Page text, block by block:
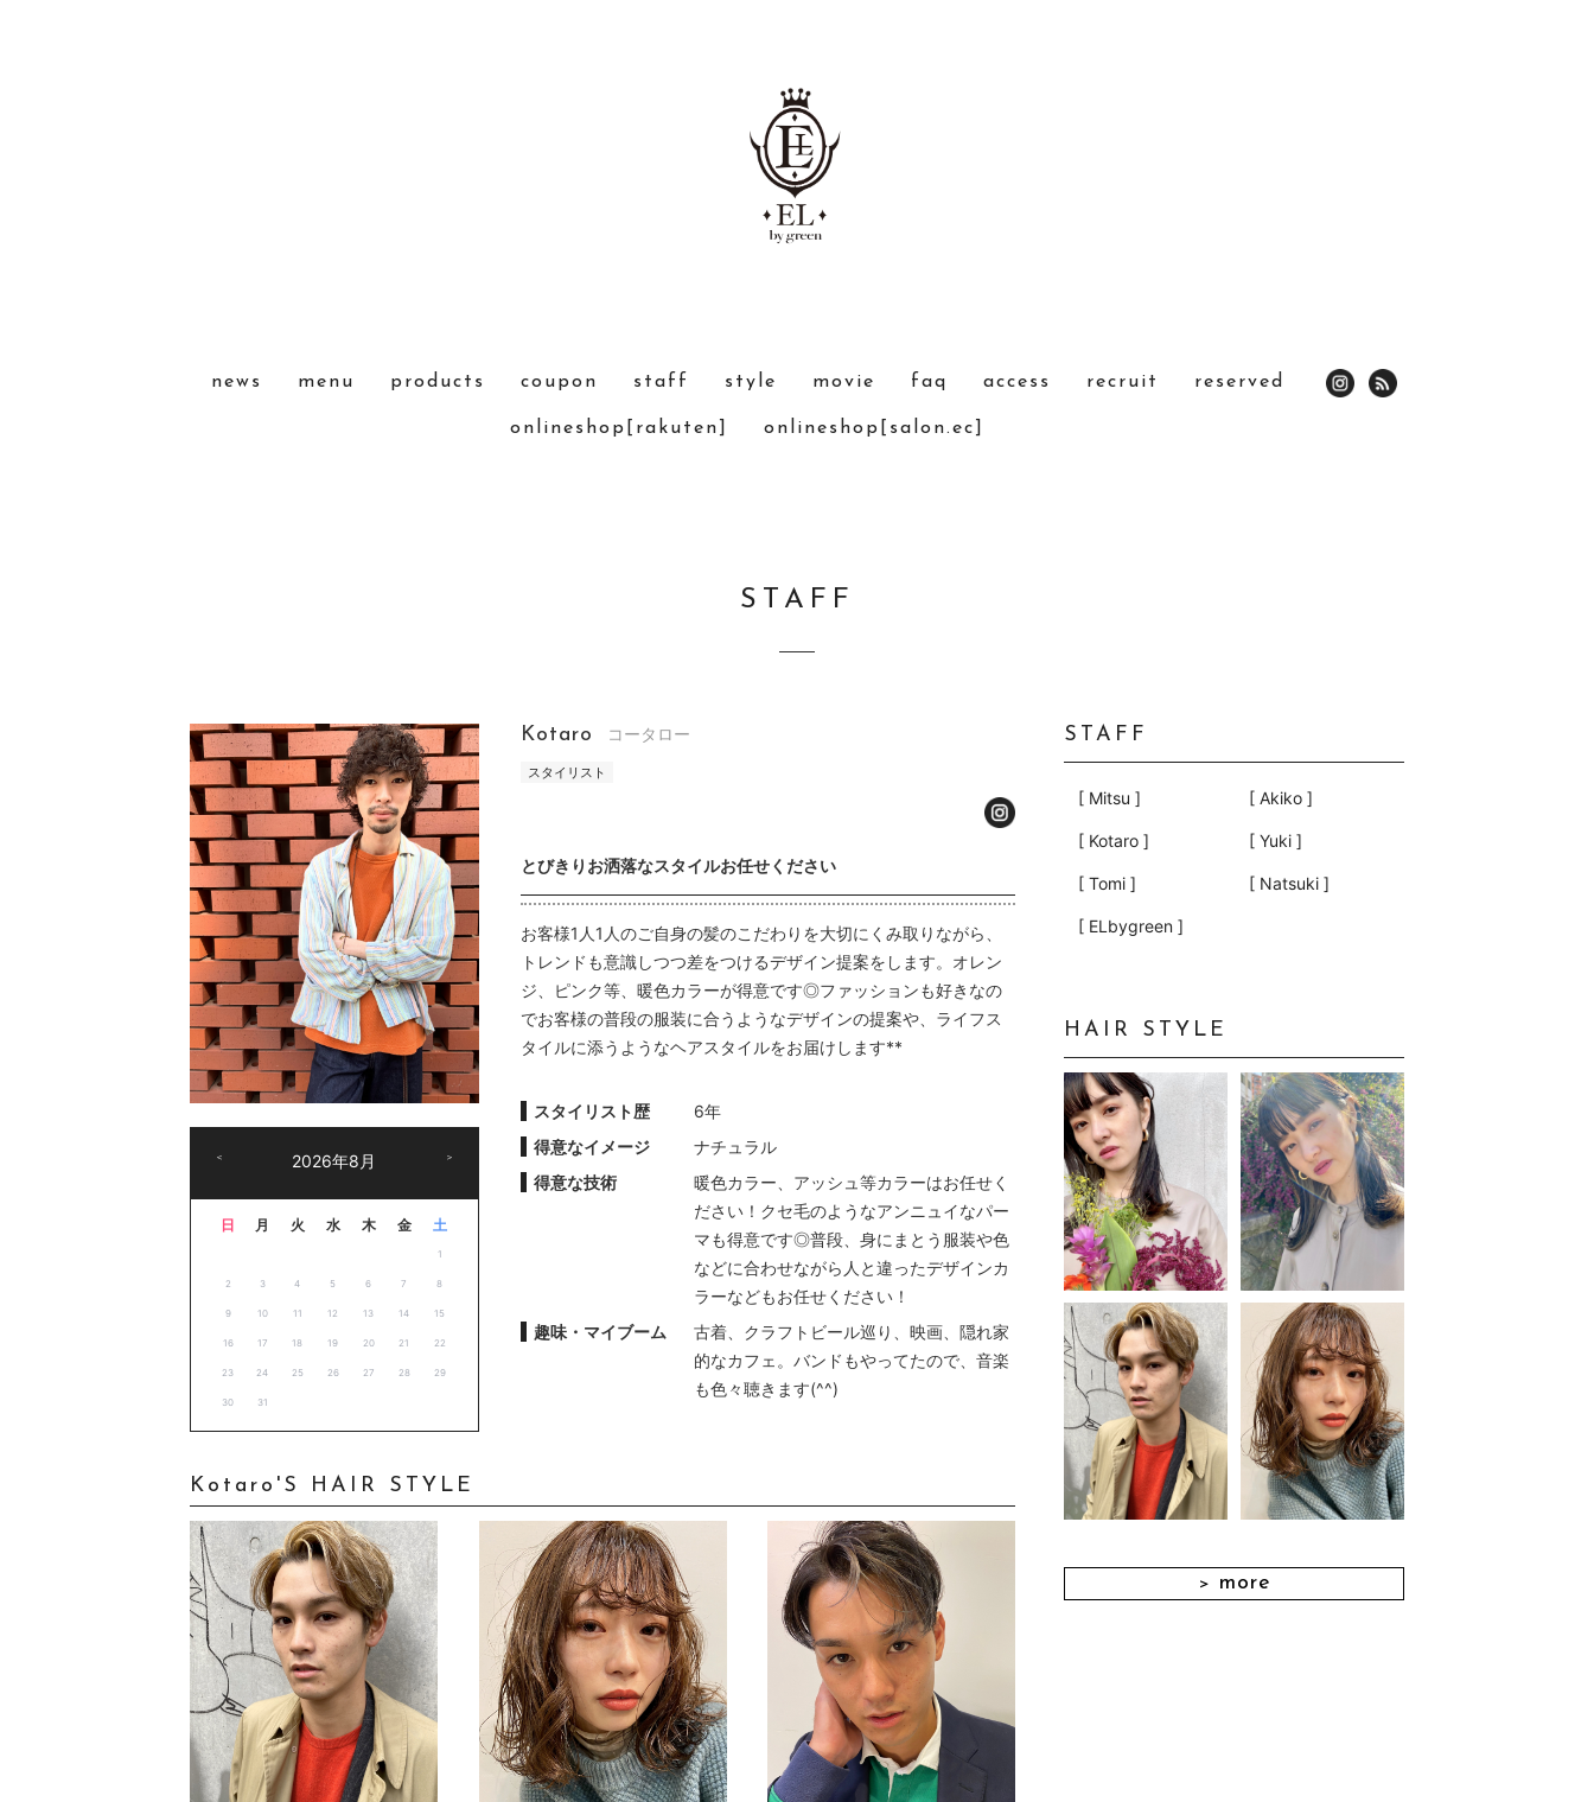
news menu products coupon staff style movie faq access recruit reserved
onlineshop[rakuten] onlineshop[salon.ec]
STAFF
Kotaro コータロー
スタイリスト
とびきりお洒落なスタイルお任せください
お客様1人1人のご自身の髪のこだわりを大切にくみ取りながら、
トレンドも意識しつつ差をつけるデザイン提案をします。オレン
ジ、ピンク等、暖色カラーが得意です◎ファッションも好きなの
でお客様の普段の服装に合うようなデザインの提案や、ライフス
タイルに添うようなヘアスタイルをお届けします**
スタイリスト歴
6年
得意なイメージ
ナチュラル
得意な技術
暖色カラー、アッシュ等カラーはお任せく
ださい！クセ毛のようなアンニュイなパー
マも得意です◎普段、身にまとう服装や色
などに合わせながら人と違ったデザインカ
ラーなどもお任せください！
趣味・マイブーム
古着、クラフトビール巡り、映画、隠れ家
的なカフェ。バンドもやってたので、音楽
も色々聴きます(^^)
＜ 2026年8月 ＞
日 月 火 水 木 金 土
1
2 3 4 5 6 7 8
9 10 11 12 13 14 15
16 17 18 19 20 21 22
23 24 25 26 27 28 29
30 31
Kotaro'S HAIR STYLE
STAFF
[ Mitsu ] [ Akiko ]
[ Kotaro ] [ Yuki ]
[ Tomi ] [ Natsuki ]
[ ELbygreen ]
HAIR STYLE
＞ more